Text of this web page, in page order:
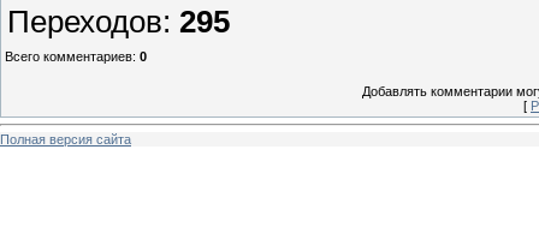
Переходов: 295
Всего комментариев: 0
Добавлять комментарии
[
Полная версия сайта